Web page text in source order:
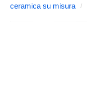
ceramica su misura